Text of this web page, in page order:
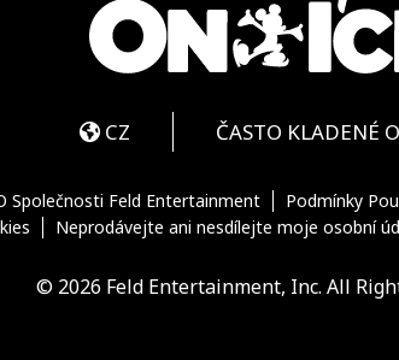
CZ ČASTO KLADENÉ
Společnosti Feld Entertainment Podmínky
Neprodávejte ani nesdílejte moje osobní
© 2026 Feld Entertainment, Inc. All